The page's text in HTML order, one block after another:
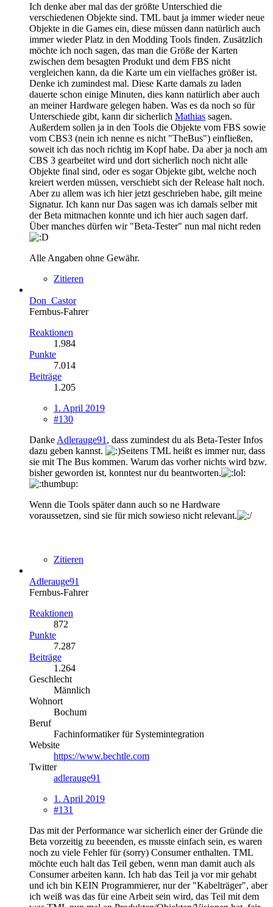
Ich denke aber mal das der größte Unterschied die
verschiedenen Objekte sind. TML baut ja immer wieder neue
Objekte in die Games ein, diese müssen dann natürlich auch
immer wieder Platz in den Modding Tools finden. Zusätzlich
möchte ich noch sagen, das man die Größe der Karten
zwischen dem besagten Produkt und dem FBS nicht
vergleichen kann, da die Karte um ein vielfaches größer ist.
Denke ich zumindest mal. Diese Karte damals zu laden
dauerte schon einige Minuten, dies kann natürlich aber auch
an meiner Hardware gelegen haben. Was es da noch so für
Unterschiede gibt, kann dir sicherlich Mathias sagen.
Außerdem sollen ja in den Tools die Objekte vom FBS sowie
vom CBS3 (nein ich nenne es nicht "TheBus") einfließen,
soweit ich das noch richtig im Kopf habe. Da aber ja noch am
CBS 3 gearbeitet wird und dort sicherlich noch nicht alle
Objekte final sind, oder es sogar Objekte gibt, welche noch
kreiert werden müssen, verschiebt sich der Release halt noch.
Aber zu allem was ich hier jetzt geschrieben habe, gilt meine
Signatur. Ich kann nur Das sagen was ich damals selber mit
der Beta mitmachen konnte und ich hier auch sagen darf.
Über manches dürfen wir "Beta-Tester" nun mal nicht reden
Alle Angaben ohne Gewähr.
Zitieren
Don_Castor
Fernbus-Fahrer
Reaktionen
1.984
Punkte
7.014
Beiträge
1.205
1. April 2019
#130
Danke Adlerauge91 , dass zumindest du als Beta-Tester Infos
dazu geben kannst.
Seitens TML heißt es immer nur, dass
sie mit The Bus kommen. Warum das vorher nichts wird bzw.
bisher geworden ist, konntest nur du beantworten.
Wenn die Tools später dann auch so ne Hardware
voraussetzen, sind sie für mich sowieso nicht relevant.
Zitieren
Adlerauge91
Fernbus-Fahrer
Reaktionen
872
Punkte
7.287
Beiträge
1.264
Geschlecht
Männlich
Wohnort
Bochum
Beruf
Fachinformatiker für Systemintegration
Website
https://www.bechtle.com
Twitter
adlerauge91
1. April 2019
#131
Das mit der Performance war sicherlich einer der Gründe die
Beta vorzeitig zu beeenden, es musste einfach sein, es waren
noch zu viele Fehler für (sorry) Consumer enthalten. TML
möchte euch halt das Teil geben, wenn man damit auch als
Consumer arbeiten kann. Ich hab das Teil ja vor mir gehabt
und ich bin KEIN Programmierer, nur der "Kabelträger", aber
ich weiß was das für eine Arbeit sein wird, das Teil mit dem